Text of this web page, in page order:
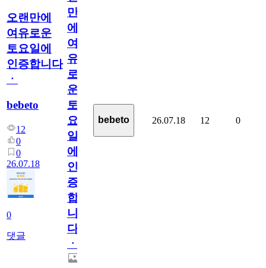
오랜만에
여유로운
토요일에
인증합니다
ㆍ
bebeto
12
0
0
26.07.18
0
댓글
만
에
여
유
로
운
토
요
일
에
인
증
합
니
다
ㆍ
bebeto 26.07.18 12 0